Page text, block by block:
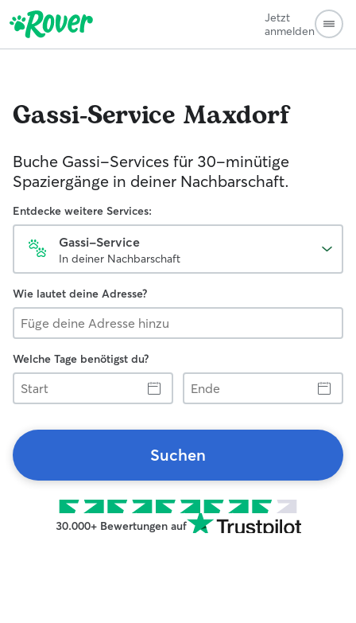
Jetzt
anmelden
Gassi-Service Maxdorf
Buche Gassi-Services für 30-minütige
Spaziergänge in deiner Nachbarschaft.
Entdecke weitere Services:
Gassi-Service
In deiner Nachbarschaft
Wie lautet deine Adresse?
Welche Tage benötigst du?
Start
Ende
Suchen
30.000+ Bewertungen auf